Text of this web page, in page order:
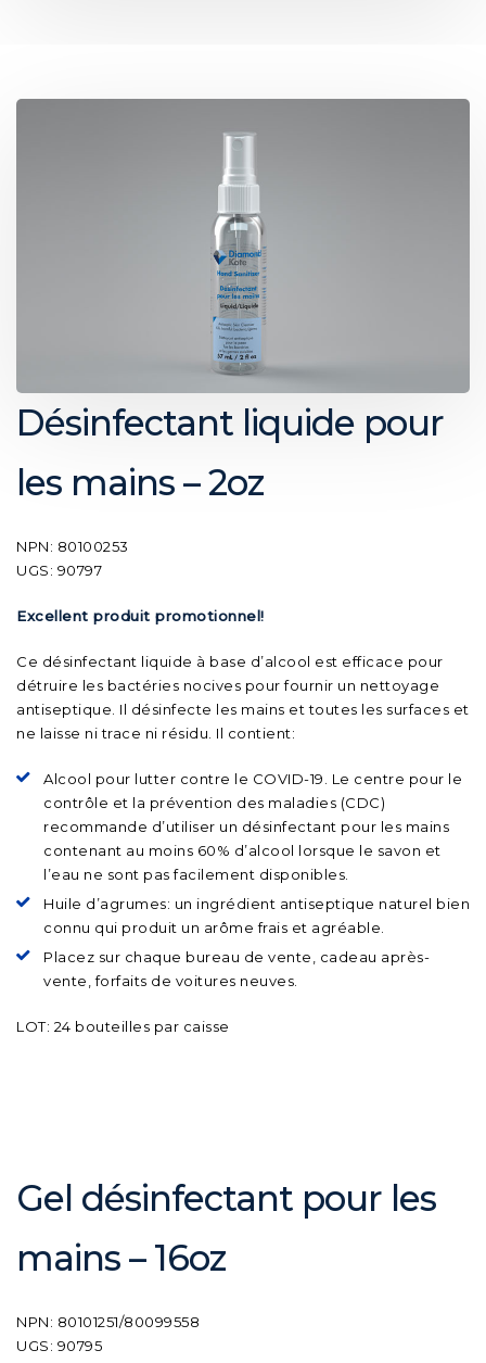
Désinfectant liquide pour
les mains – 2oz
NPN: 80100253
UGS: 90797
Excellent produit promotionnel!
Ce désinfectant liquide à base d’alcool est efficace pour
détruire les bactéries nocives pour fournir un nettoyage
antiseptique. Il désinfecte les mains et toutes les surfaces et
ne laisse ni trace ni résidu. Il contient:
Alcool pour lutter contre le COVID-19. Le centre pour le
contrôle et la prévention des maladies (CDC)
recommande d’utiliser un désinfectant pour les mains
contenant au moins 60% d’alcool lorsque le savon et
l’eau ne sont pas facilement disponibles.
Huile d’agrumes: un ingrédient antiseptique naturel bien
connu qui produit un arôme frais et agréable.
Placez sur chaque bureau de vente, cadeau après-
vente, forfaits de voitures neuves.
LOT: 24 bouteilles par caisse
Gel désinfectant pour les
mains – 16oz
NPN: 80101251/80099558
UGS: 90795